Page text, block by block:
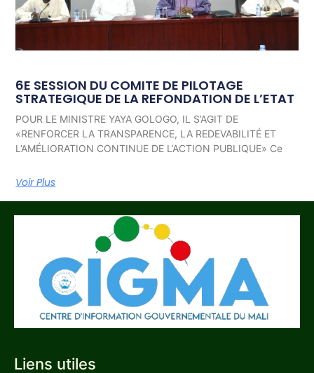
6E SESSION DU COMITE DE PILOTAGE
STRATEGIQUE DE LA REFONDATION DE L’ETAT
POUR LE MINISTRE YAYA GOLOGO, IL S’AGIT DE
«RENFORCER LA TRANSPARENCE, LA REDEVABILITÉ ET
L’AMÉLIORATION CONTINUE DE L’ACTION PUBLIQUE» Ce
Voir Plus
Liens utiles